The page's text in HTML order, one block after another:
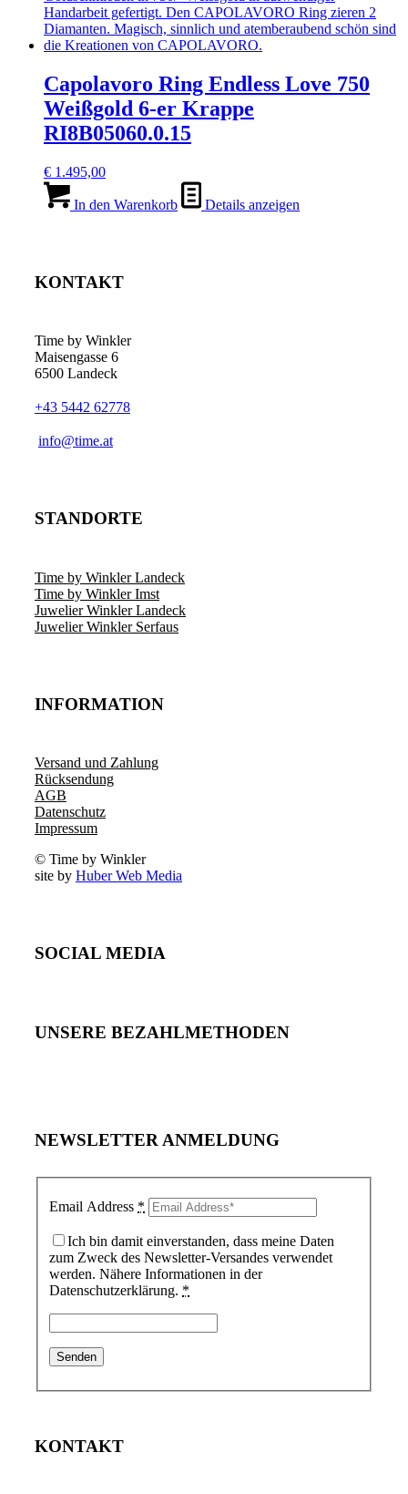
Capolavoro Ring Endless Love 750
Weißgold 6-er Krappe
RI8B05060.0.15
€ 1.495,00
In den Warenkorb Details anzeigen
KONTAKT
Time by Winkler
Maisengasse 6
6500 Landeck
+43 5442 62778
­info@time.at
STANDORTE
Time by Winkler Landeck
Time by Winkler Imst
Juwelier Winkler Landeck
Juwelier Winkler Serfaus
INFORMATION
Versand und Zahlung
Rücksendung
AGB
Datenschutz
Impressum
© Time by Winkler
site by Huber Web Media
SOCIAL MEDIA
UNSERE BEZAHLMETHODEN
NEWSLETTER ANMELDUNG
Email Address *
Ich bin damit einverstanden, dass meine Daten
zum Zweck des Newsletter-Versandes verwendet
werden. Nähere Informationen in der
Datenschutzerklärung. *
KONTAKT